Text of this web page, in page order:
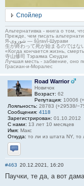
Спойлер
Альтернативка - книга о том,
Прежде, чем писать
Я-شوروی — šûravî-Шурави
生が終わって死が始まるのではな
«Когда кончается жизнь,
寺山修司 Тэраяма Сюудзи
Лучшая месть - забвение, оно
Грасиан-и-Моралес
Road Warrior
Новичок
Возраст: 62
Репутация: 10006
Лояльность: 28783 (+29538/
Сообщения: 4118
Зарегистрирован: 01.10.2012
С нами: 13 лет 10 месяцев
Имя: Макс
Откуда: то ли из штата NY, то
Отправить личное
#463 20.12.2021, 16:20
Паучки, те да, а вот